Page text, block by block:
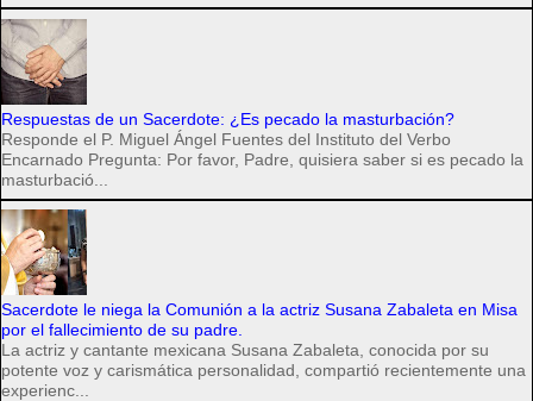
Respuestas de un Sacerdote: ¿Es pecado la masturbación?
Responde el P. Miguel Ángel Fuentes del Instituto del Verbo
Encarnado Pregunta: Por favor, Padre, quisiera saber si es pecado la
masturbació...
Sacerdote le niega la Comunión a la actriz Susana Zabaleta en Misa
por el fallecimiento de su padre.
La actriz y cantante mexicana Susana Zabaleta, conocida por su
potente voz y carismática personalidad, compartió recientemente una
experienc...